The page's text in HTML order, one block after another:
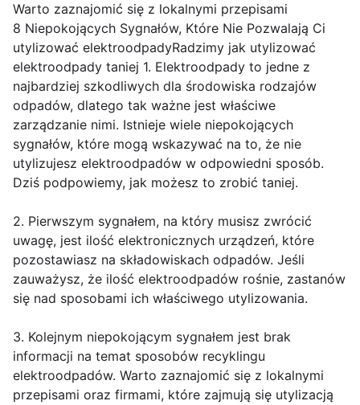
Warto zaznajomić się z lokalnymi przepisami
8 Niepokojących Sygnałów, Które Nie Pozwalają Ci
utylizować elektroodpadyRadzimy jak utylizować
elektroodpady taniej 1. Elektroodpady to jedne z
najbardziej szkodliwych dla środowiska rodzajów
odpadów, dlatego tak ważne jest właściwe
zarządzanie nimi. Istnieje wiele niepokojących
sygnałów, które mogą wskazywać na to, że nie
utylizujesz elektroodpadów w odpowiedni sposób.
Dziś podpowiemy, jak możesz to zrobić taniej.
2. Pierwszym sygnałem, na który musisz zwrócić
uwagę, jest ilość elektronicznych urządzeń, które
pozostawiasz na składowiskach odpadów. Jeśli
zauważysz, że ilość elektroodpadów rośnie, zastanów
się nad sposobami ich właściwego utylizowania.
3. Kolejnym niepokojącym sygnałem jest brak
informacji na temat sposobów recyklingu
elektroodpadów. Warto zaznajomić się z lokalnymi
przepisami oraz firmami, które zajmują się utylizacją